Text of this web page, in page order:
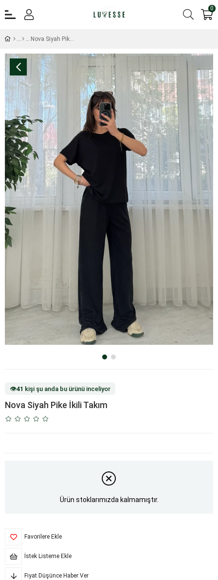
0
Nova Siyah Pike İkili Takım
👁️41 kişi şu anda bu ürünü inceliyor
Nova Siyah Pike İkili Takım
Ürün stoklarımızda kalmamıştır.
Favorilere Ekle
İstek Listeme Ekle
Fiyat Düşünce Haber Ver